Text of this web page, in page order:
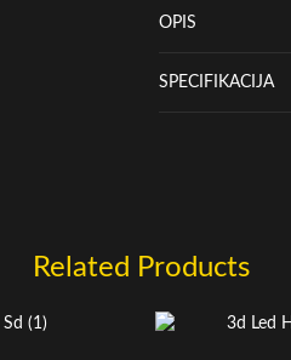
OPIS
SPECIFIKACIJA
Related Products